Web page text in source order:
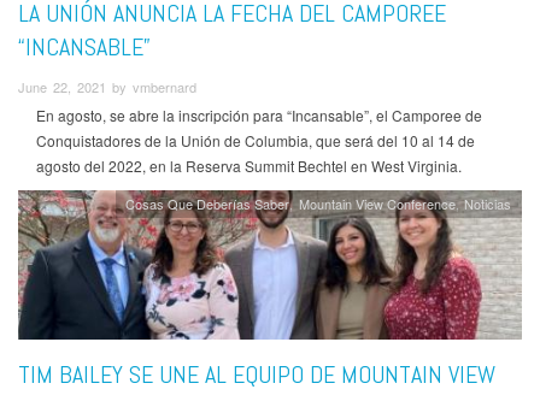
LA UNIÓN ANUNCIA LA FECHA DEL CAMPOREE
“INCANSABLE”
June 22, 2021 by vmbernard
En agosto, se abre la inscripción para “Incansable”, el Camporee de
Conquistadores de la Unión de Columbia, que será del 10 al 14 de
agosto del 2022, en la Reserva Summit Bechtel en West Virginia.
Cosas Que Deberías Saber Mountain View Conference Noticias
TIM BAILEY SE UNE AL EQUIPO DE MOUNTAIN VIEW